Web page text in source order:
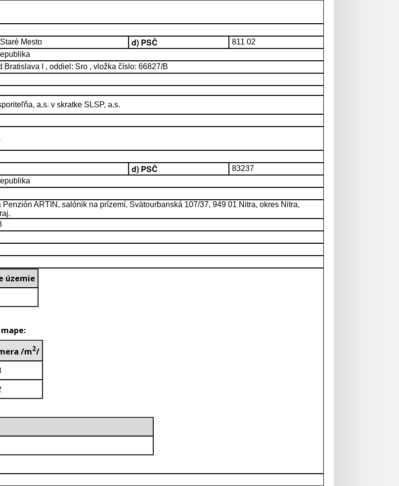
Mesto d) PSČ 811 02
Bratislava I , oddiel: Sro , vložka číslo: 66827/B
a.s. v skratke SLSP, a.s.
d) PSČ 83237
Penzión ARTIN, salónik na prízemí, Svätourbanská 107/37, 949 01 Nitra, okres Nitra,
územie
/m2/
stavby